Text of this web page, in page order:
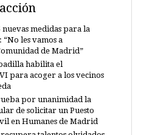
nuevas medidas para la
les vamos a
de Madrid”
habilita el
para acoger a los vecinos
por unanimidad la
de solicitar un Puesto
en Humanes de Madrid